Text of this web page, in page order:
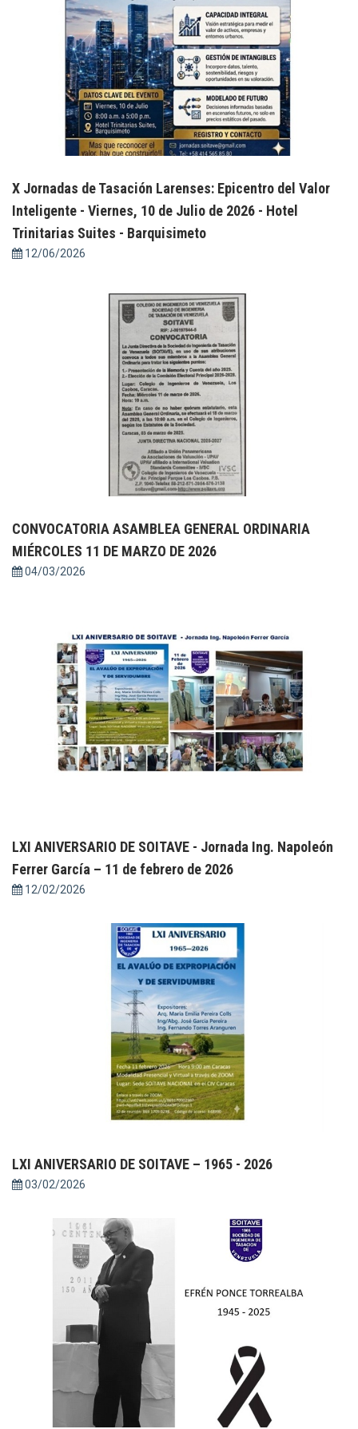
X Jornadas de Tasación Larenses: Epicentro del Valor
Inteligente - Viernes, 10 de Julio de 2026 - Hotel
Trinitarias Suites - Barquisimeto
12/06/2026
CONVOCATORIA ASAMBLEA GENERAL ORDINARIA
MIÉRCOLES 11 DE MARZO DE 2026
04/03/2026
LXI ANIVERSARIO DE SOITAVE - Jornada Ing. Napoleón
Ferrer García – 11 de febrero de 2026
12/02/2026
LXI ANIVERSARIO DE SOITAVE – 1965 - 2026
03/02/2026